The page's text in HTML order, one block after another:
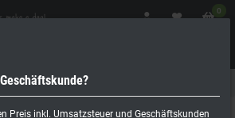
0
Preis inkl. Umsatzsteuer und Geschäftskunden